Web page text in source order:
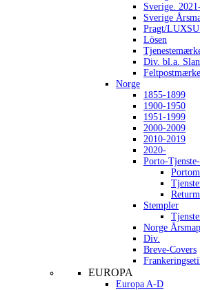
Sverige.
Sverige
Pragt/
Lösen
Div. bl.a.
Norge
1855-1899
1900-1950
1951-1999
2000-2009
2010-2019
2020-
Porto-
Stempler
Norge
Div.
Breve-Covers
EUROPA
Europa A-D